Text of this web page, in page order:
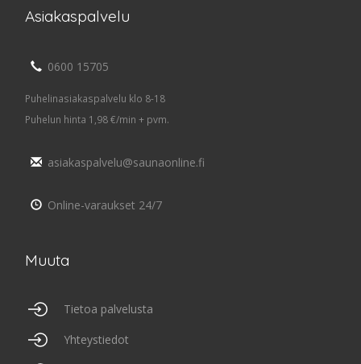
Asiakaspalvelu
0600 15705
Puhelinasiakaspalvelu klo 8-18
Puhelun hinta 1,98 €/min + pvm.
asiakaspalvelu@saunaonline.fi
Online-varaukset 24/7
Muuta
Tietoa palvelusta
Yhteystiedot